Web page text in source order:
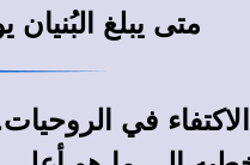
متى يبلغ
في